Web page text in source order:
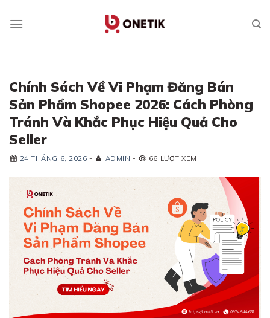
Chính Sách Về Vi Phạm Đăng Bán
Sản Phẩm Shopee 2026: Cách Phòng
Tránh Và Khắc Phục Hiệu Quả Cho
Seller
24 THÁNG 6, 2026 - ADMIN - 66 LƯỢT XEM